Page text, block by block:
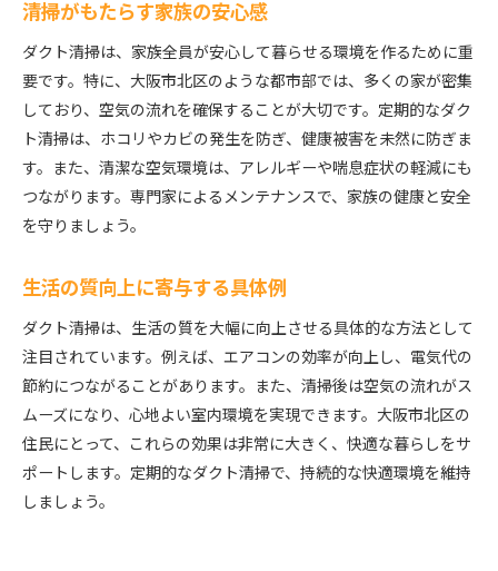
清掃がもたらす家族の安心感
ダクト清掃は、家族全員が安心して暮らせる環境を作るために重
要です。特に、大阪市北区のような都市部では、多くの家が密集
しており、空気の流れを確保することが大切です。定期的なダク
ト清掃は、ホコリやカビの発生を防ぎ、健康被害を未然に防ぎま
す。また、清潔な空気環境は、アレルギーや喘息症状の軽減にも
つながります。専門家によるメンテナンスで、家族の健康と安全
を守りましょう。
生活の質向上に寄与する具体例
ダクト清掃は、生活の質を大幅に向上させる具体的な方法として
注目されています。例えば、エアコンの効率が向上し、電気代の
節約につながることがあります。また、清掃後は空気の流れがス
ムーズになり、心地よい室内環境を実現できます。大阪市北区の
住民にとって、これらの効果は非常に大きく、快適な暮らしをサ
ポートします。定期的なダクト清掃で、持続的な快適環境を維持
しましょう。